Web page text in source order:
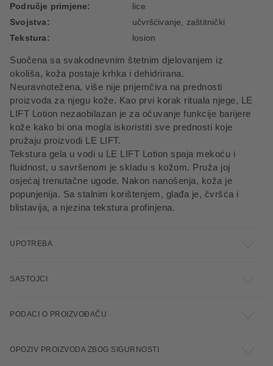
Suočena sa svakodnevnim štetnim djelovanjem iz
okoliša, koža postaje krhka i dehidrirana.
Neuravnotežena, više nije prijemčiva na prednosti
proizvoda za njegu kože. Kao prvi korak rituala njege, LE
LIFT Lotion nezaobilazan je za očuvanje funkcije barijere
kože kako bi ona mogla iskoristiti sve prednosti koje
pružaju proizvodi LE LIFT.
Tekstura gela u vodi u LE LIFT Lotion spaja mekoću i
fluidnost, u savršenom je skladu s kožom. Pruža joj
osjećaj trenutačne ugode. Nakon nanošenja, koža je
popunjenija. Sa stalnim korištenjem, glađa je, čvršća i
blistavija, a njezina tekstura profinjena.
Područje primjene:
lice
Svojstva:
učvršćivanje, zaštitnički
Tekstura:
losion
UPOTREBA
SASTOJCI
PODACI O PROIZVOĐAČU
OPOZIV PROIZVODA ZBOG SIGURNOSTI